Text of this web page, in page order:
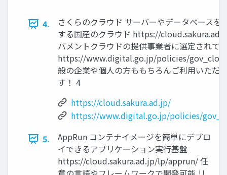
4.
さくらのクラウド サーバーやデータベースを
する国産のクラウド https://
バメントクラウドの提供事業者に選定されて
https://www.digital.go.jp/policies/
般の企業や個人の方ももちろんご利用いただ
す！ 4
https://cloud.sakura.ad.jp/
https://www.digital.go.jp/policies/
5.
AppRun コンテナイメージを簡単にデプロ
イできるアプリケーション実行基盤
https://cloud.sakura.ad.jp/lp/apprun/ 任